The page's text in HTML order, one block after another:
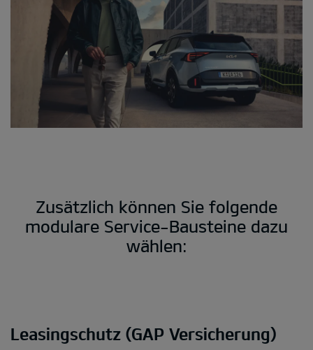
Zusätzlich können Sie folgende
modulare Service-Bausteine dazu
wählen:
Leasingschutz (GAP Versicherung)